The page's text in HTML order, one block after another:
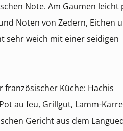
Note. Am Gaumen leicht
Noten von Zedern, Eichen
sehr weich mit einer seidigen
Küche: Hachis
au feu, Grillgut, Lamm-
Gericht aus dem